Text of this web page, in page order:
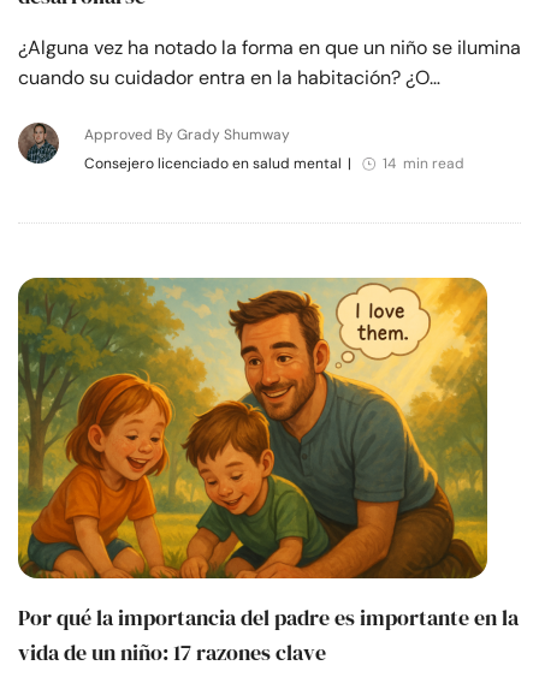
¿Alguna vez ha notado la forma en que un niño se ilumina
cuando su cuidador entra en la habitación? ¿O…
Approved By Grady Shumway
Consejero licenciado en salud mental | 14 min read
Por qué la importancia del padre es importante en la
vida de un niño: 17 razones clave